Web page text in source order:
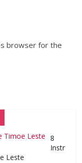
browser for the
8
Instr
Leste